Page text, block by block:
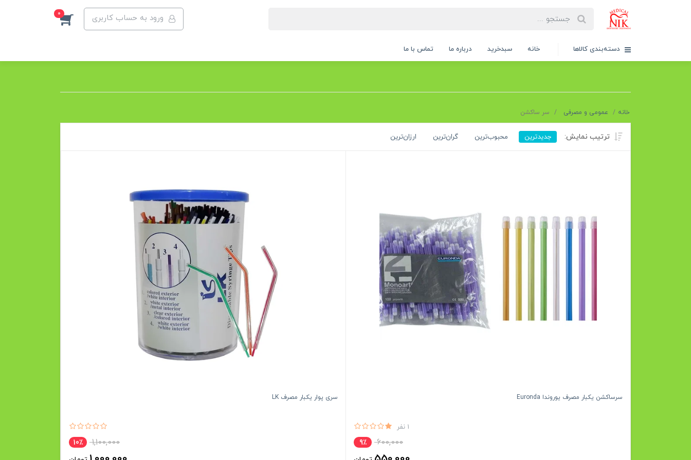
ورود به حساب کاربری 0
دسته‌بندی کالاها خانه سبدخرید درباره ما تماس با ما
خانه عمومی و مصرفی سر ساکشن
ترتیب نمایش: جدیدترین محبوب‌ترین گران‌ترین ارزان‌ترین
سرساکشن یکبار مصرف یوروندا Euronda
1 نفر
600,000 9٪
سری پوار یکبار مصرف LK
1,100,000 10٪